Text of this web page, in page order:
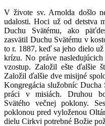
V živote sv. Arnolda došlo
udalosti. Hoci už od detstva
Duchu Svätému, ako
zasvätil Duchu Svätému v
to r. 1887, keď sa jeho dielo
krízu. No práve
vzostup. Založil ešte ďalšie
Založil ďalšie dve misijné
Kongregácia služobníc
práci v misiách. Druhou
Svätého večnej poklony.
poklonou pred vyloženou
dielu Cirkvi potrebné Božie